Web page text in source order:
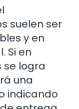
suelen ser
y en
Si en
se logra
una
indicando